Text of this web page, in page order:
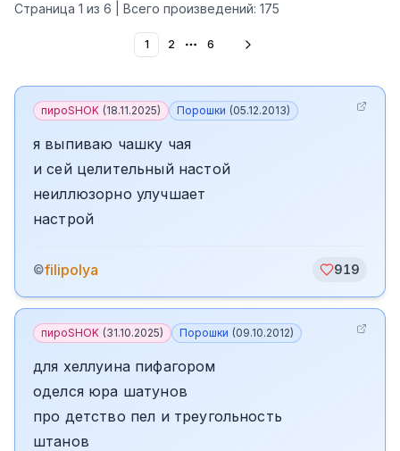
Страница 1 из 6 | Всего произведений: 175
1 2 More pages
6
пироSHOK (18.11.2025) Порошки (05.12.2013)
я выпиваю чашку чая
и сей целительный настой
неиллюзорно улучшает
настрой
©filipolya 919
пироSHOK (31.10.2025) Порошки (09.10.2012)
для хеллуина пифагором
оделся юра шатунов
про детство пел и треугольность
штанов